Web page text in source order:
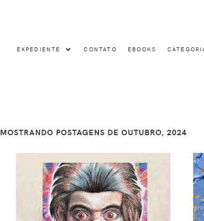
EXPEDIENTE CONTATO EBOOKS
MOSTRANDO POSTAGENS DE OUTUBRO, 2024